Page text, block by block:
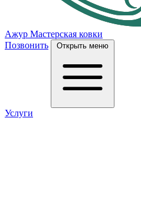
Ажур Мастерская ковки
Позвонить
Открыть меню
Услуги